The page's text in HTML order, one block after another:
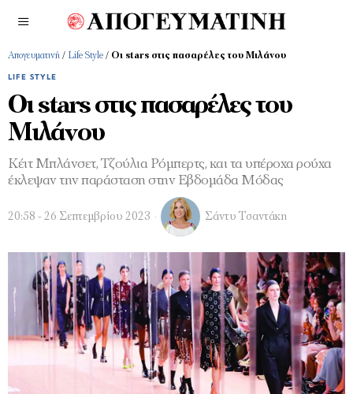
Απογευματινή / Life Style / Οι stars στις πασαρέλες του Μιλάνου
LIFE STYLE
Οι stars στις πασαρέλες του
Μιλάνου
Κέιτ Μπλάνσετ, Τζούλια Ρόμπερτς, και τα υπέροχα ρούχα
έκλεψαν την παράσταση στην Εβδομάδα Μόδας
20:58 - 26 Σεπτεμβρίου 2023 Σάντυ Τσαντάκη